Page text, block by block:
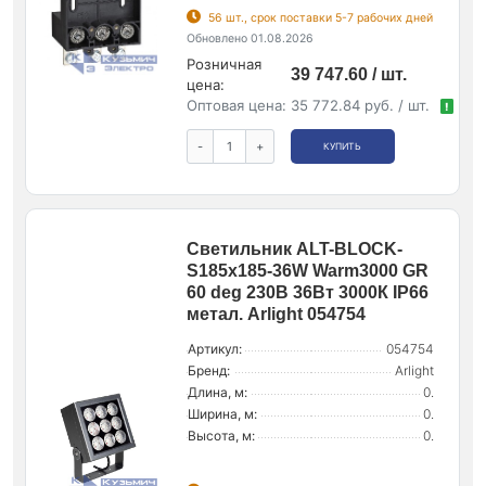
56 шт., срок поставки 5-7 рабочих дней
Обновлено 01.08.2026
Розничная
цена:
39 747.60 / шт.
Оптовая цена: 35 772.84 руб. / шт. !
- + КУПИТЬ
Светильник ALT-BLOCK-
S185x185-36W Warm3000 GR
60 deg 230В 36Вт 3000К IP66
метал. Arlight 054754
Артикул:
054754
Бренд:
Arlight
Длина, м:
0.
Ширина, м:
0.
Высота, м:
0.